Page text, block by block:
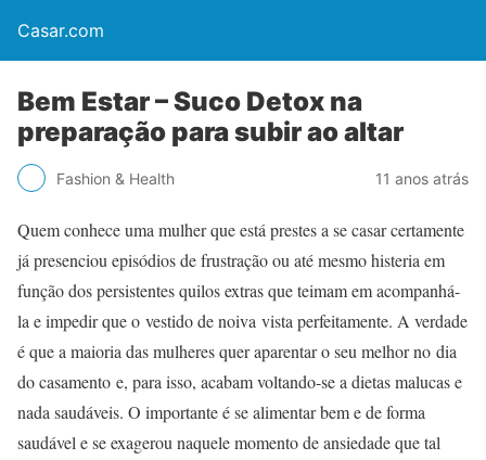
Casar.com
Bem Estar – Suco Detox na
preparação para subir ao altar
Fashion & Health 11 anos atrás
Quem conhece uma mulher que está prestes a se casar certamente
já presenciou episódios de frustração ou até mesmo histeria em
função dos persistentes quilos extras que teimam em acompanhá-
la e impedir que o vestido de noiva vista perfeitamente. A verdade
é que a maioria das mulheres quer aparentar o seu melhor no dia
do casamento e, para isso, acabam voltando-se a dietas malucas e
nada saudáveis. O importante é se alimentar bem e de forma
saudável e se exagerou naquele momento de ansiedade que tal